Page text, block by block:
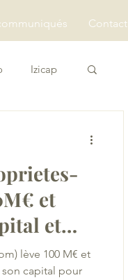
Contact
Izicap
et
et
lève 100 M€ et
capital pour